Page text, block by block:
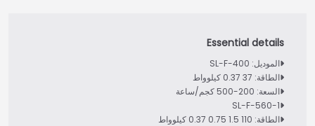
الموديل: SL-F-400
الطاقة: 37 0.37 كيلوواط
السعة: 200-500 كجم/ساعة
SL-F-560-1
الطاقة: 110 1.5 0.75 0.37 كيلوواط